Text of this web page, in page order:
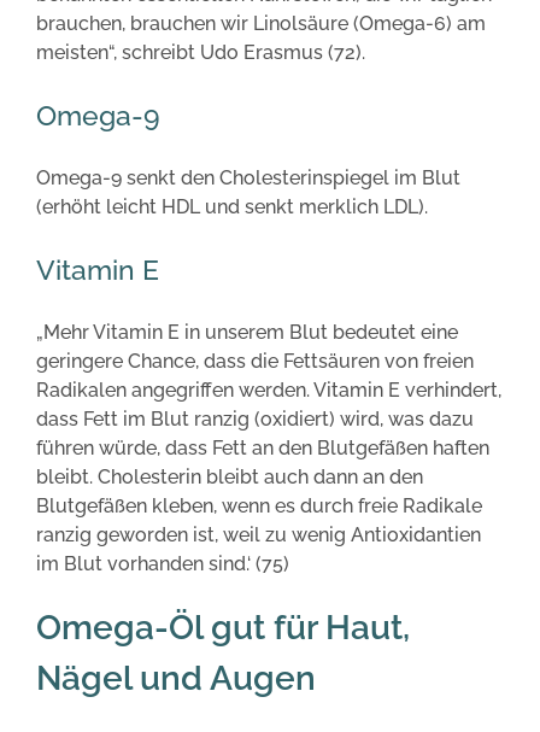
brauchen, brauchen wir Linolsäure (Omega-6) am
meisten“, schreibt Udo Erasmus (72).
Omega-9
Omega-9 senkt den Cholesterinspiegel im Blut
(erhöht leicht HDL und senkt merklich LDL).
Vitamin E
„Mehr Vitamin E in unserem Blut bedeutet eine
geringere Chance, dass die Fettsäuren von freien
Radikalen angegriffen werden. Vitamin E verhindert,
dass Fett im Blut ranzig (oxidiert) wird, was dazu
führen würde, dass Fett an den Blutgefäßen haften
bleibt. Cholesterin bleibt auch dann an den
Blutgefäßen kleben, wenn es durch freie Radikale
ranzig geworden ist, weil zu wenig Antioxidantien
im Blut vorhanden sind.‘ (75)
Omega-Öl gut für Haut,
Nägel und Augen